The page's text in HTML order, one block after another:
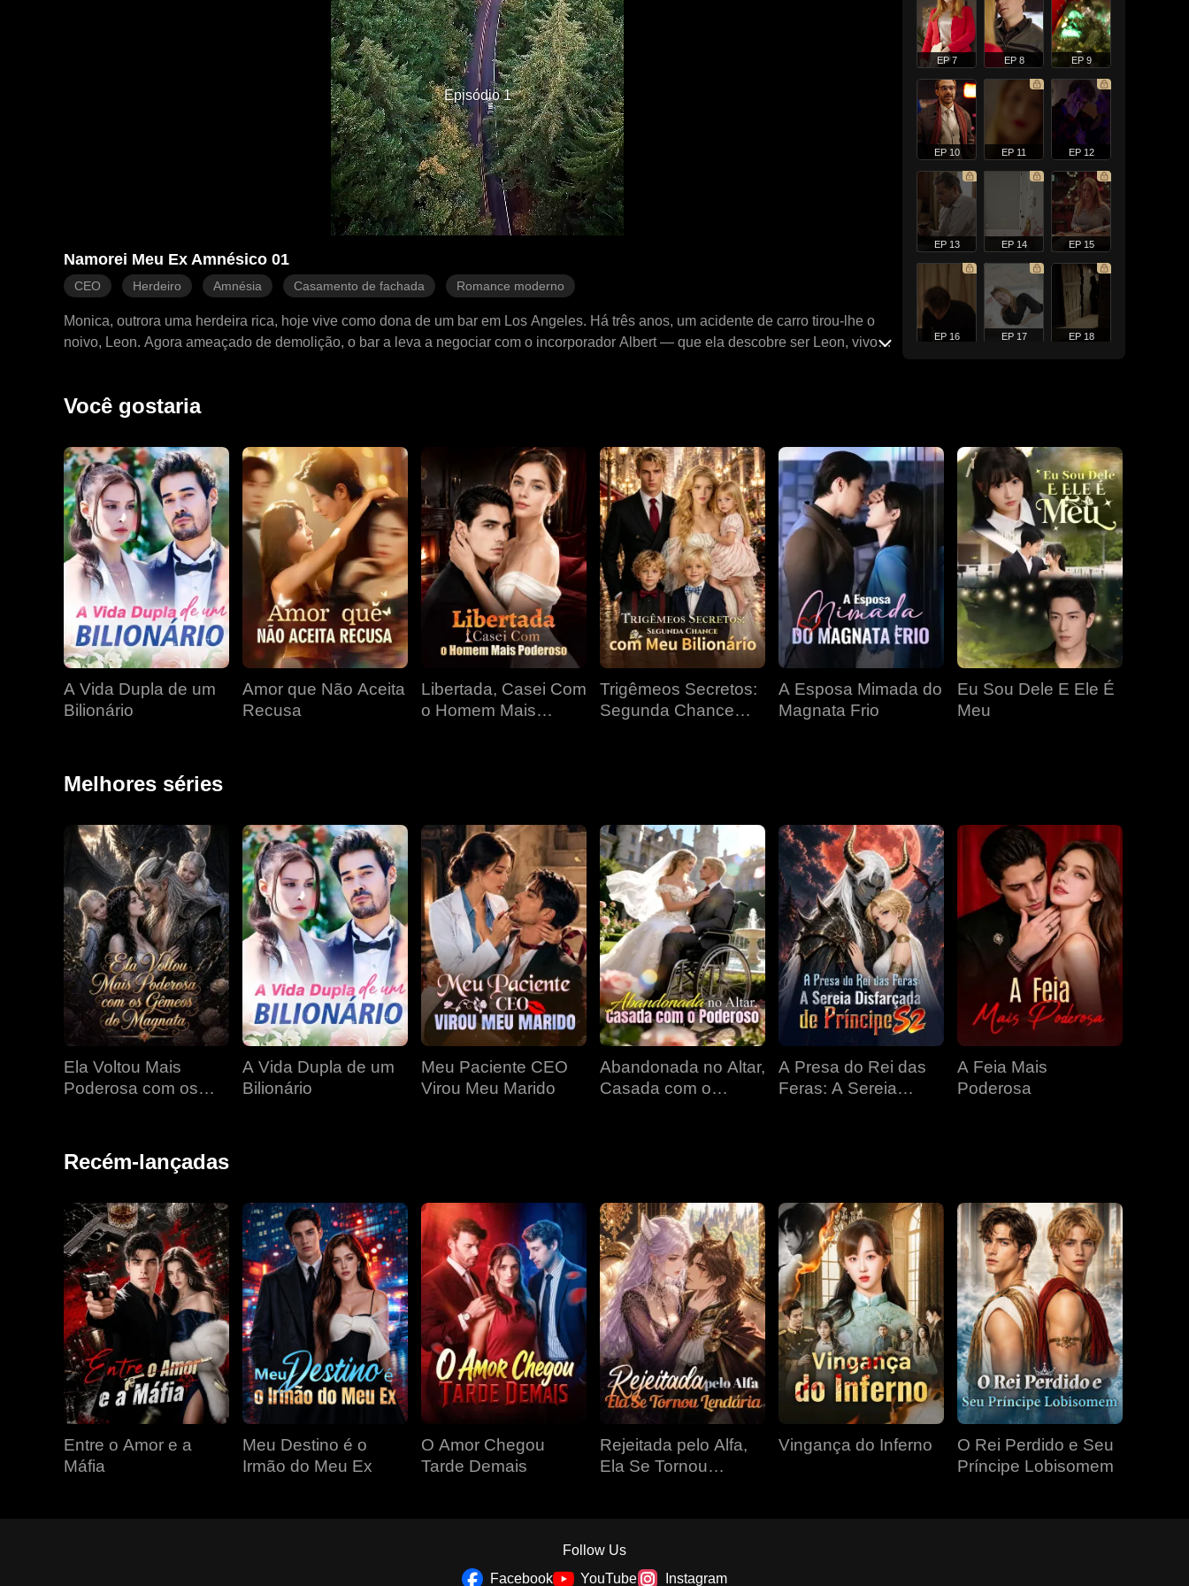
Episódio 1
Namorei Meu Ex Amnésico 01
CEO Herdeiro Amnésia Casamento de fachada Romance moderno
Monica, outrora uma herdeira rica, hoje vive como dona de um bar em Los Angeles. Há três anos, um acidente de carro tirou-lhe o
noivo, Leon. Agora ameaçado de demolição, o bar a leva a negociar com o incorporador Albert — que ela descobre ser Leon, vivo,
EP 7 EP 8 EP 9
EP 10 EP 11 EP 12
EP 13 EP 14 EP 15
EP 16 EP 17 EP 18
EP 22 EP 23 EP 24
EP 26 EP 27
EP 28
EP 34 EP 35 EP 36
EP 37 EP 38 EP 39
EP 40
Você gostaria
A Vida Dupla de um
Bilionário
Amor que Não Aceita
Recusa
Libertada, Casei Com
o Homem Mais
Trigêmeos Secretos:
Segunda Chance
A Esposa Mimada do
Magnata Frio
Eu Sou Dele E Ele É
Meu
Melhores séries
Ela Voltou Mais
Poderosa com os
A Vida Dupla de um
Bilionário
Meu Paciente CEO
Virou Meu Marido
Abandonada no Altar,
Casada com o
A Presa do Rei das
Feras: A Sereia
A Feia Mais
Poderosa
Recém-lançadas
Entre o Amor e a
Máfia
Meu Destino é o
Irmão do Meu Ex
O Amor Chegou
Tarde Demais
Rejeitada pelo Alfa,
Ela Se Tornou
Vingança do Inferno
O Rei Perdido e Seu
Príncipe Lobisomem
Follow Us
Facebook
YouTube Instagram